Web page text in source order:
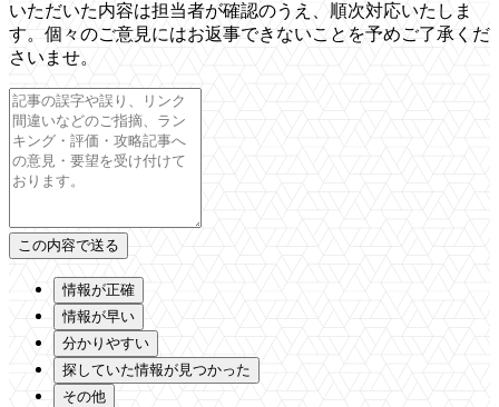
いただいた内容は担当者が確認のうえ、順次対応いたしま
す。個々のご意見にはお返事できないことを予めご了承くだ
さいませ。
情報が正確
情報が早い
分かりやすい
探していた情報が見つかった
その他